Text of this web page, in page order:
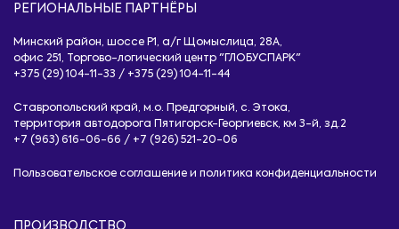
РЕГИОНАЛЬНЫЕ ПАРТНЁРЫ
Минский район, шоссе Р1, а/г Щомыслица, 28А,
офис 251, Торгово-логический центр "ГЛОБУСПАРК"
+375 (29) 104-11-33 / +375 (29) 104-11-44
Ставропольский край, м.о. Предгорный, с. Этока,
территория автодорога Пятигорск-Георгиевск, км 3-й, зд.2
+7 (963) 616-06-66 / +7 (926) 521-20-06
Пользовательское соглашение и политика конфиденциальности